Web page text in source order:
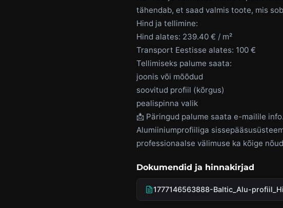
tähendab, et saad valmis toote, mis
Hind ja tellimine:
Hind alates: 239.40 € / m²
Transport Eestisse alates: 100 €
Tellimiseks palume saata:
joonis või mõõdud
soovitud profiil (kõrgus)
pealispinna valik
📩 Päringud palume saata e-mailile
Alumiiniumprofiiliga
professionaalse välimuse ka kõige
Dokumendid ja hinnakirjad
1777146563888-Baltic_Alu-